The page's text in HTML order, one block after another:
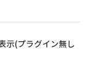
示(プラグイン無し